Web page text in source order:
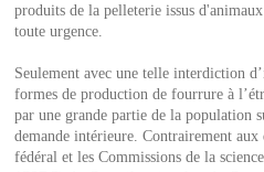
produits de la pelleterie issus
toute urgence.
Seulement avec une telle interdiction
formes de production de fourrure à
par une grande partie de la population
demande intérieure. Contrairement
fédéral et les Commissions de la